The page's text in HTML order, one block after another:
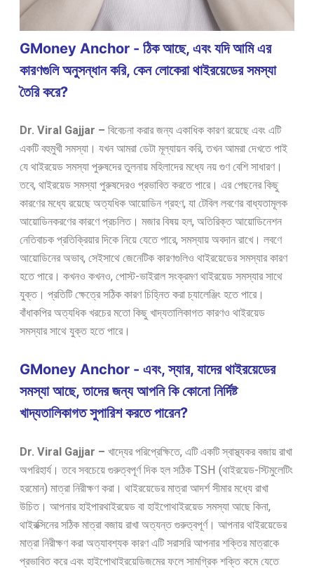
GMoney Anchor - ঠিক আছে, এবং যদি আমি এর
কারণগুলি অনুসন্ধান করি, কেন লোকেরা থাইরয়েডের সমস্যা
তৈরি করে?
Dr. Viral Gajjar – বিবেচনা করার জন্য একাধিক কারণ রয়েছে এবং এটি
একটি বহুমুখী সমস্যা। যখন আমরা ডেটা মূল্যায়ন করি, তখন আমরা দেখতে পাই
যে থাইরয়েড সমস্যা পুরুষদের তুলনায় মহিলাদের মধ্যে নয় গুণ বেশি সাধারণ।
তবে, থাইরয়েড সমস্যা পুরুষদেরও প্রভাবিত করতে পারে। এর পেছনের কিছু
কারণের মধ্যে রয়েছে অত্যধিক আয়োডিন গ্রহণ, যা টেবিল লবণের বাধ্যতামূলক
আয়োডিনকরণের কারণে প্রচলিত। মজার বিষয় হল, অতিরিক্ত আয়োডিনেশন
নেতিবাচক প্রতিক্রিয়ার দিকে নিয়ে যেতে পারে, সমস্যায় অবদান রাখে। লবণে
আয়োডিনের অভাব, সেইসাথে জেনেটিক কারণগুলিও থাইরয়েডের সমস্যার কারণ
হতে পারে। কখনও কখনও, পোস্ট-ভাইরাল সংক্রমণ থাইরয়েড সমস্যার সাথে
যুক্ত। প্রতিটি ক্ষেত্রে সঠিক কারণ চিহ্নিত করা চ্যালেঞ্জিং হতে পারে।
বাঁধাকপির অত্যধিক খরচের মতো কিছু খাদ্যতালিকাগত কারণও থাইরয়েড
সমস্যার সাথে যুক্ত হতে পারে।
GMoney Anchor - এবং, স্যার, যাদের থাইরয়েডের
সমস্যা আছে, তাদের জন্য আপনি কি কোনো নির্দিষ্ট
খাদ্যতালিকাগত সুপারিশ করতে পারেন?
Dr. Viral Gajjar – খাদ্যের পরিপ্রেক্ষিতে, এটি একটি স্বাস্থ্যকর বজায় রাখা
অপরিহার্য। তবে সবচেয়ে গুরুত্বপূর্ণ দিক হল সঠিক TSH (থাইরয়েড-স্টিমুলেটিং
হরমোন) মাত্রা নিরীক্ষণ করা। থাইরয়েডের মাত্রা আদর্শ সীমার মধ্যে রাখা
উচিত। আপনার হাইপারথাইরয়েড বা হাইপোথাইরয়েড সমস্যা আছে কিনা,
থাইরক্সিনের সঠিক মাত্রা বজায় রাখা অত্যন্ত গুরুত্বপূর্ণ। আপনার থাইরয়েডের
মাত্রা নিরীক্ষণ করা অত্যাবশ্যক কারণ এটি সরাসরি আপনার শক্তির মাত্রাকে
প্রভাবিত করে এবং হাইপোথাইরয়েডিজমের ফলে সামগ্রিক শক্তি কমে যেতে